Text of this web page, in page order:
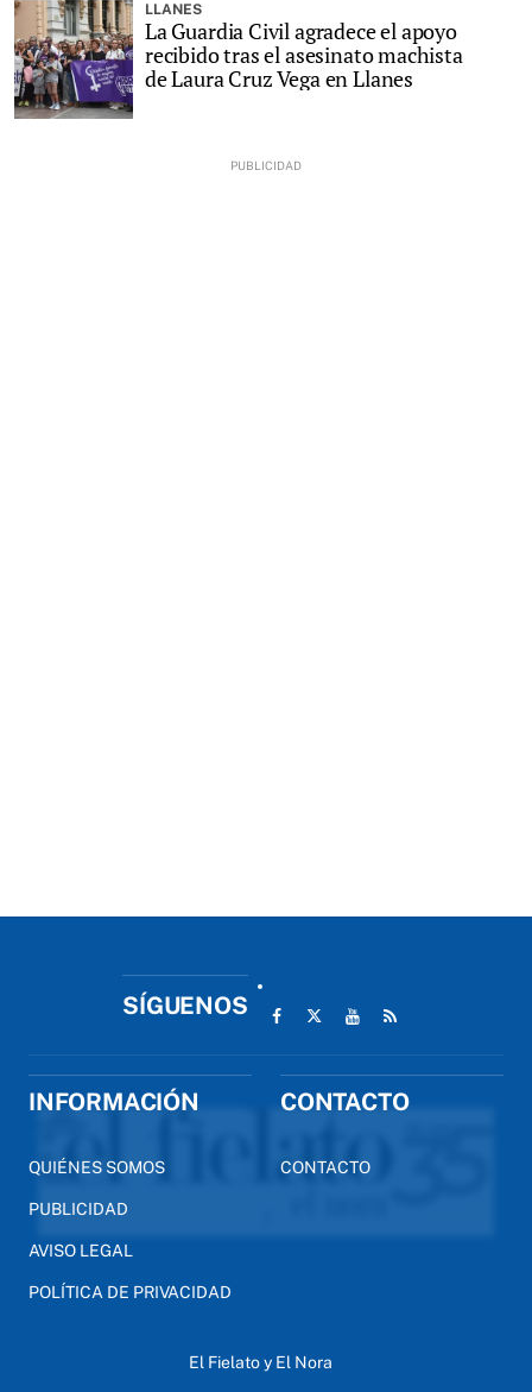
LLANES
La Guardia Civil agradece el apoyo
recibido tras el asesinato machista
de Laura Cruz Vega en Llanes
SÍGUENOS
INFORMACIÓN
QUIÉNES SOMOS
PUBLICIDAD
AVISO LEGAL
POLÍTICA DE PRIVACIDAD
CONTACTO
CONTACTO
El Fielato y El Nora